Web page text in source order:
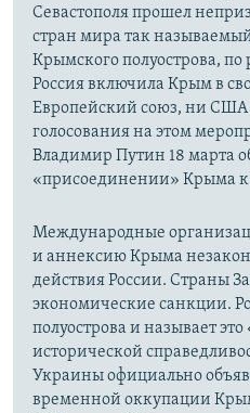
Севастополя прошел
стран мира так
Крымского полуострова, по
Россия включила Крым в
Европейский союз, ни США
голосования на этом
Владимир Путин 18 марта
«присоединении» Крыма к
Международные
и аннексию Крыма
действия России. Страны
экономические санкции.
полуострова и называет
исторической
Украины официально
временной оккупации